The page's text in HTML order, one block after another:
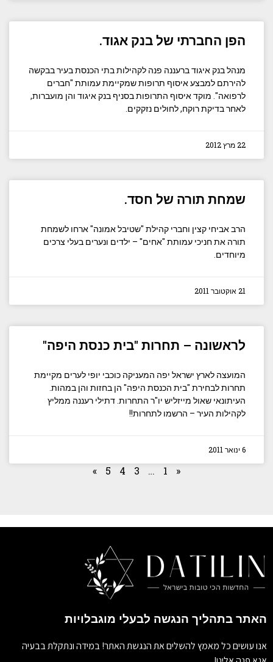
הפן החברתי של בנק אגוד.
מנהל בנק איגוד ברעננה פנה לקהילות בתי הכנסת בעיר בבקשה
להירתם למבצע איסוף תרופות שמקיימת עמותת "חברים
לרפואה". מוקד איסוף התרופות בסניף בנק איגוד והן מועברות,
לאחר בדיקת רוקח, לחולים נזקקים.
22 מרץ 2012
שמחת תורה של חסד.
הרב אביחי קצין וחברי קהילת "שטיבל אמונה" ארחו לשמחת
תורה את חניכי עמותת "אחים" – ילדים ונערים בעלי צרכים
מיוחדים.
21 אוקטובר 2011
לראשונה – תחרות "בית כנסת היפה"
המועצה לארץ ישראל יפה המעניקה כוכבי יופי לערים מקיימת
תחרות לבחירת "בית הכנסת היפה" הן בחזות והן במהות.
העיתונאי שאול מייזליש יו"ר התחרות. דתילי רעננה ממליץ
לקהילות העיר – הרשמו לתחרות!!
6 ינואר 2011
«
1
…
3
4
5
»
האתר בתהליך הנגשה לבעלי מוגבלויות
אנו עושים כל מאמץ להשלים את הנגשת האתר! במידה ונתקלת בבעיה